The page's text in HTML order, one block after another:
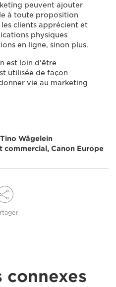
peuvent ajouter
à toute proposition
clients apprécient et
physiques
en ligne, sinon plus.
est loin d'être
utilisée de façon
vie au marketing
Tino Wägelein
Canon Europe
connexes